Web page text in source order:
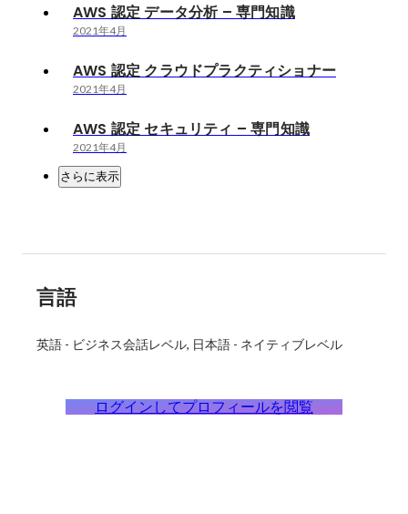
AWS 認定 データ分析 – 専門知識
2021年4月
AWS 認定 クラウドプラクティショナー
2021年4月
AWS 認定 セキュリティ – 専門知識
2021年4月
さらに表示
言語
英語 - ビジネス会話レベル 日本語 - ネイティブレベル
ログインしてプロフィールを閲覧